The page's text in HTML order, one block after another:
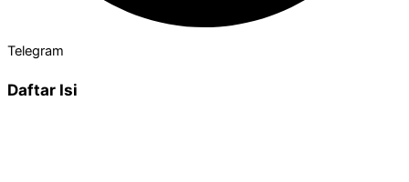
Telegram
Daftar Isi